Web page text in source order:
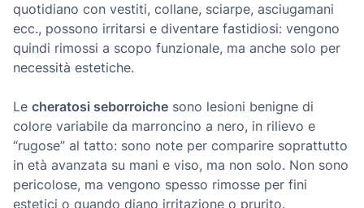
quotidiano con vestiti, collane, sciarpe, asciugamani
ecc., possono irritarsi e diventare fastidiosi: vengono
quindi rimossi a scopo funzionale, ma anche solo per
necessità estetiche.
Le cheratosi seborroiche sono lesioni benigne di
colore variabile da marroncino a nero, in rilievo e
“rugose” al tatto: sono note per comparire soprattutto
in età avanzata su mani e viso, ma non solo. Non sono
pericolose, ma vengono spesso rimosse per fini
estetici o quando diano irritazione o prurito.